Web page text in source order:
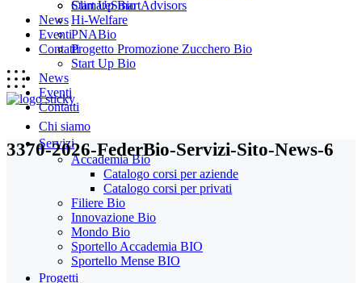
Start Up Bio
News
Eventi
Contatti
Chi siamo
Servizi
Accademia Bio
Catalogo corsi per aziende
Catalogo corsi per privati
Filiere Bio
Innovazione Bio
Mondo Bio
Sportello Accademia BIO
Sportello Mense BIO
Progetti
ClimateSmartAdvisors
Hi-Welfare
PNABio
Progetto Promozione Zucchero Bio
Start Up Bio
News
Eventi
Contatti
3370-2026-FederBio-Servizi-Sito-News-6